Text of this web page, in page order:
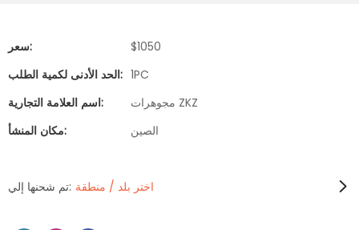
سعر:
$1050
الحد الأدنى لكمية الطلب: 1PC
اسم العلامة التجارية:
مجوهرات ZKZ
مكان المنشأ:
الصين
تم شحنها إلي: اختر بلد / منطقة